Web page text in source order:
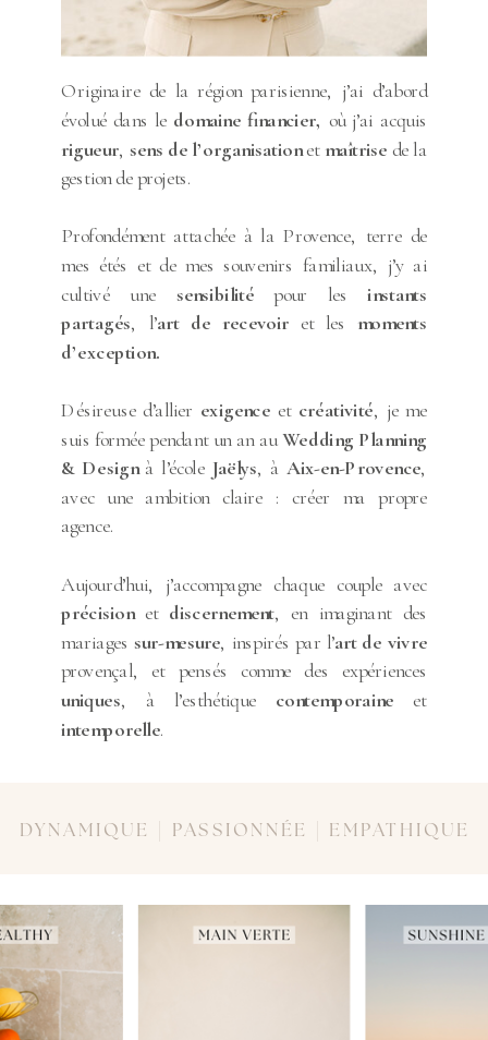
Originaire de la région parisienne, j’ai d’abord
évolué dans le domaine financier, où j’ai acquis
rigueur, sens de l’organisationet maîtrise de la
gestion de projets.
Profondément attachée à la Provence, terre de
mes étés et de mes souvenirs familiaux, j’y ai
cultivé une sensibilitépour lesinstants
partagés, l’art de recevoir et les moments
d’exception.
Désireuse d’allier exigence et créativité, je me
suis formée pendant un an auWedding Planning
& Designà l’école Jaëlys, àAix-en-Provence,
avec une ambition claire : créer ma propre
agence.
Aujourd’hui, j’accompagne chaque couple avec
précisionet discernement, en imaginant des
mariages sur-mesure, inspirés par l’art de vivre
provençal, et pensés comme des expériences
uniques, à l’esthétique contemporaine et
intemporelle.
DYNAMIQUE | PASSIONNÉE | EMPATHIQUE